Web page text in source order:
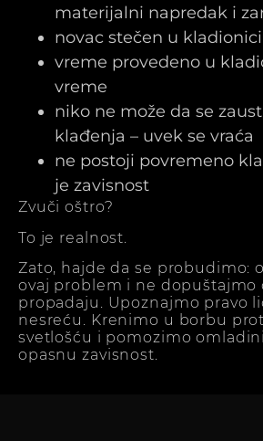
materijalni napredak i
novac stečen u
vreme provedeno u
vreme
niko ne može da se
klađenja – uvek se vraća
ne postoji povremeno
je zavisnost
Zvuči oštro?
To je realnost.
Zato, hajde da se probudimo:
ovaj problem i ne dopuštajmo
propadaju. Upoznajmo pravo
nesreću. Krenimo u borbu
svetlošću i pomozimo
opasnu zavisnost.